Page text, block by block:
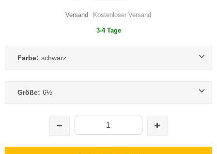
Versand Kostenloser Versand
3-4 Tage
Farbe: schwarz
Größe: 6½